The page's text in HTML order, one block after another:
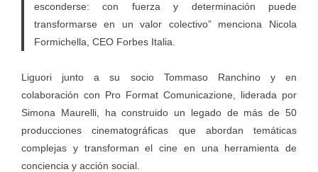
esconderse: con fuerza y determinación puede
transformarse en un valor colectivo” menciona Nicola
Formichella, CEO Forbes Italia.
Liguori junto a su socio Tommaso Ranchino y en
colaboración con Pro Format Comunicazione, liderada por
Simona Maurelli, ha construido un legado de más de 50
producciones cinematográficas que abordan temáticas
complejas y transforman el cine en una herramienta de
conciencia y acción social.